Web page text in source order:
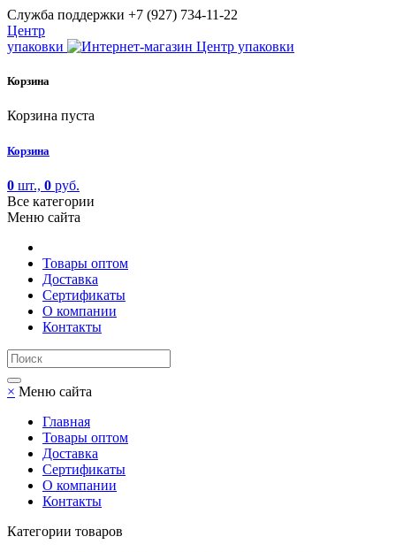
Cлужба поддержки +7 (927) 734-11-22
Центр
упаковки
Корзина
Корзина пуста
Корзина
0 шт., 0 руб.
Все категории
Меню сайта
Товары оптом
Доставка
Сертификаты
О компании
Контакты
× Меню сайта
Главная
Товары оптом
Доставка
Сертификаты
О компании
Контакты
Категории товаров